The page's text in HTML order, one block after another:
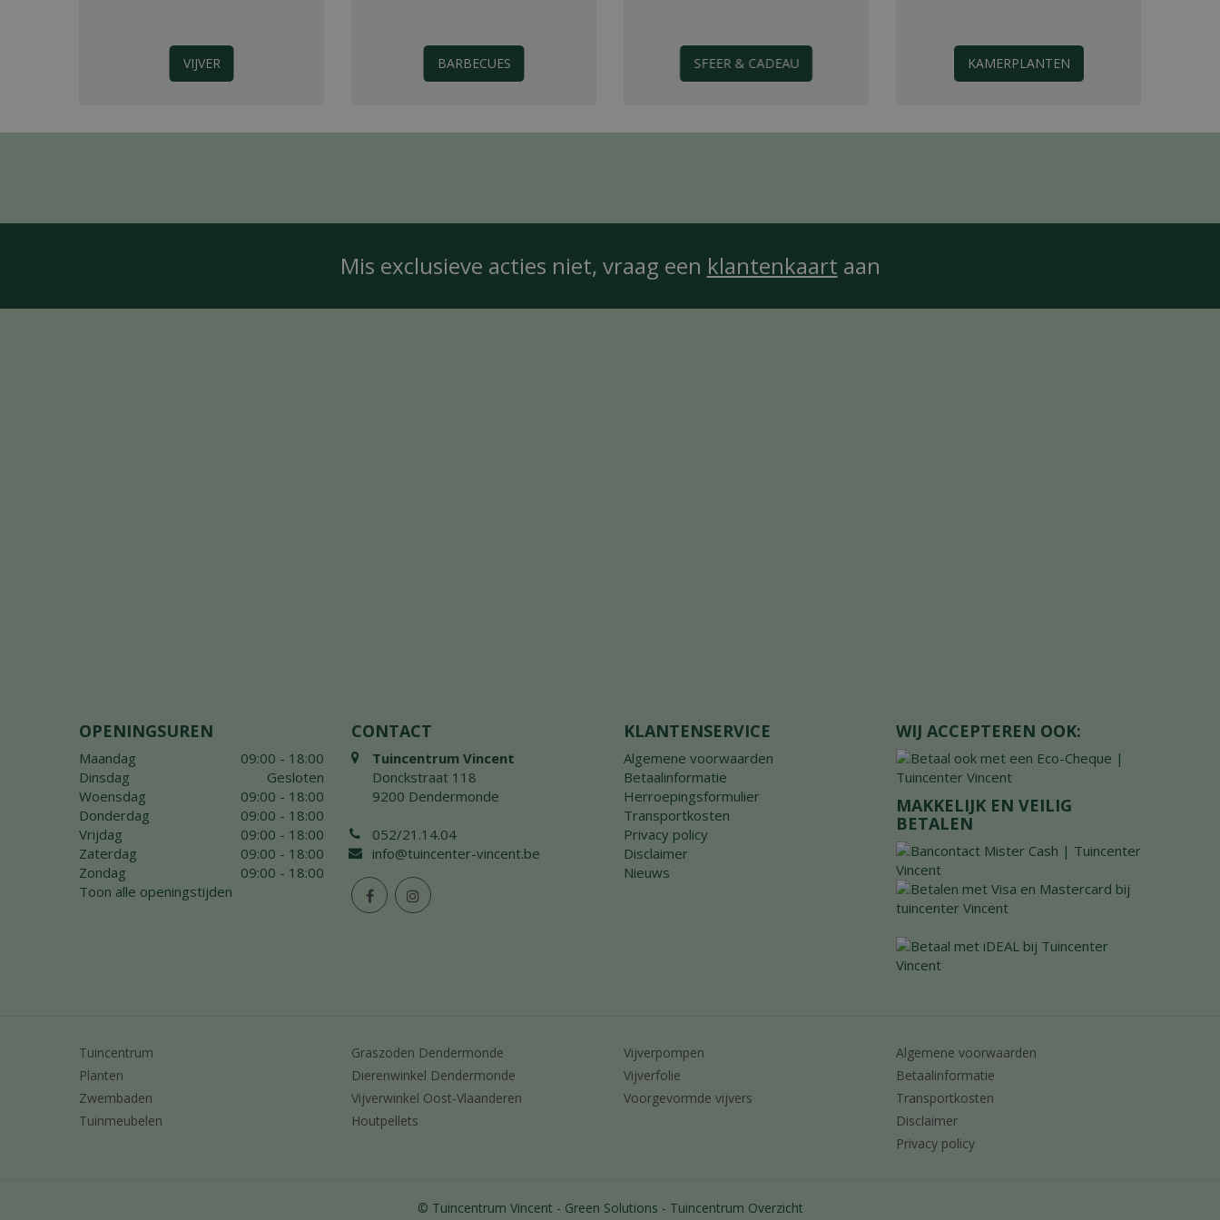
VIJVER BARBECUES SFEER & CADEAU KAMERPLANTEN
Mis exclusieve acties niet, vraag een klantenkaart aan
OPENINGSUREN
Maandag
09:00 - 18:00
Dinsdag
Gesloten
Woensdag
09:00 - 18:00
Donderdag
09:00 - 18:00
Vrijdag
09:00 - 18:00
Zaterdag
09:00 - 18:00
Zondag
09:00 - 18:00
Toon alle openingstijden
CONTACT
Tuincentrum Vincent
Donckstraat 118
9200 Dendermonde
052/21.14.04
info@tuincenter-vincent.be
KLANTENSERVICE
Algemene voorwaarden
Betaalinformatie
Herroepingsformulier
Transportkosten
Privacy policy
Disclaimer
Nieuws
WIJ ACCEPTEREN OOK:
MAKKELIJK EN VEILIG
BETALEN
Tuincentrum
Planten
Zwembaden
Tuinmeubelen
Graszoden Dendermonde
Dierenwinkel Dendermonde
Vijverwinkel Oost-Vlaanderen
Houtpellets
Vijverpompen
Vijverfolie
Voorgevormde vijvers
Algemene voorwaarden
Betaalinformatie
Transportkosten
Disclaimer
Privacy policy
© Tuincentrum Vincent Green Solutions Tuincentrum Overzicht